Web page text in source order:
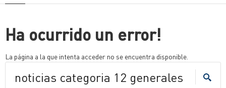
Ha ocurrido un error!
La página a la que intenta acceder no se encuentra disponible.